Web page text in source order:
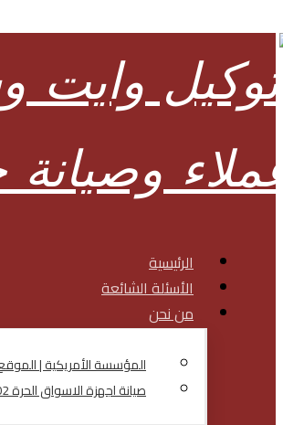
الرئيسية
الأسئلة الشائعة
من نحن
المؤسسة الأمريكية |
صيانة اجهزة الاسواق الحرة 01007979202